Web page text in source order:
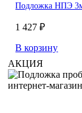
Подложка НПЭ
1 427 ₽
В корзину
АКЦИЯ